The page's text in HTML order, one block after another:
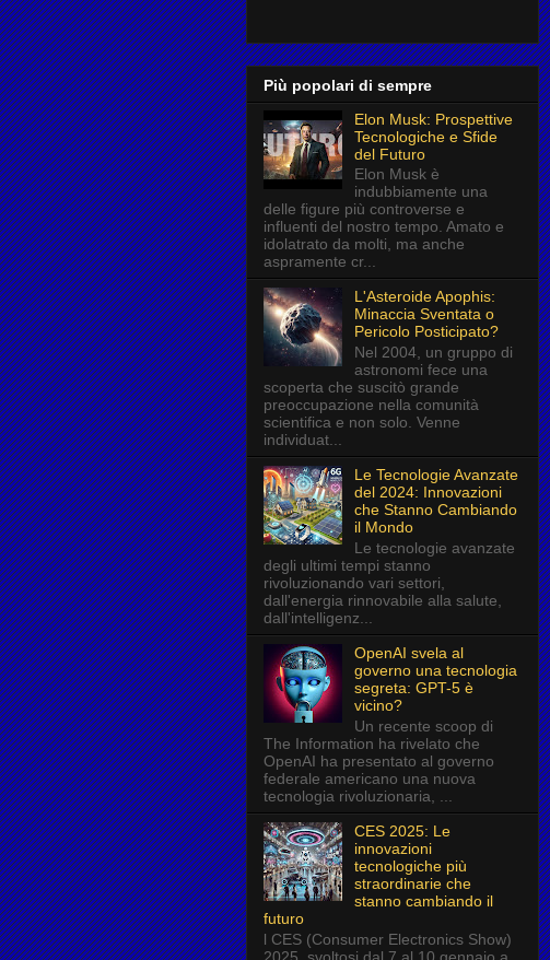
Più popolari di sempre
Elon Musk: Prospettive
Tecnologiche e Sfide
del Futuro
Elon Musk è
indubbiamente una
delle figure più controverse e
influenti del nostro tempo. Amato e
idolatrato da molti, ma anche
aspramente cr...
L'Asteroide Apophis:
Minaccia Sventata o
Pericolo Posticipato?
Nel 2004, un gruppo di
astronomi fece una
scoperta che suscitò grande
preoccupazione nella comunità
scientifica e non solo. Venne
individuat...
Le Tecnologie Avanzate
del 2024: Innovazioni
che Stanno Cambiando
il Mondo
Le tecnologie avanzate
degli ultimi tempi stanno
rivoluzionando vari settori,
dall'energia rinnovabile alla salute,
dall'intelligenz...
OpenAI svela al
governo una tecnologia
segreta: GPT-5 è
vicino?
Un recente scoop di
The Information ha rivelato che
OpenAI ha presentato al governo
federale americano una nuova
tecnologia rivoluzionaria, ...
CES 2025: Le
innovazioni
tecnologiche più
straordinarie che
stanno cambiando il
futuro
l CES (Consumer Electronics Show)
2025, svoltosi dal 7 al 10 gennaio a